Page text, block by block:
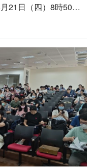
21日（四）8時50分
旭光高中內）
竹高中李式群老師
教師為主：
班教師。
求領域課程教學策略與
知能。
域課程，包含學習策
，提供特殊教育教師課